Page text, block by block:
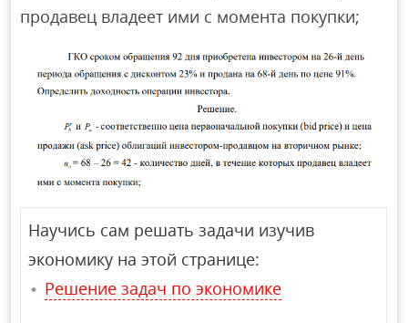
продавец владеет ими с момента покупки;
Научись сам решать задачи изучив
экономику на этой странице:
Решение задач по экономике